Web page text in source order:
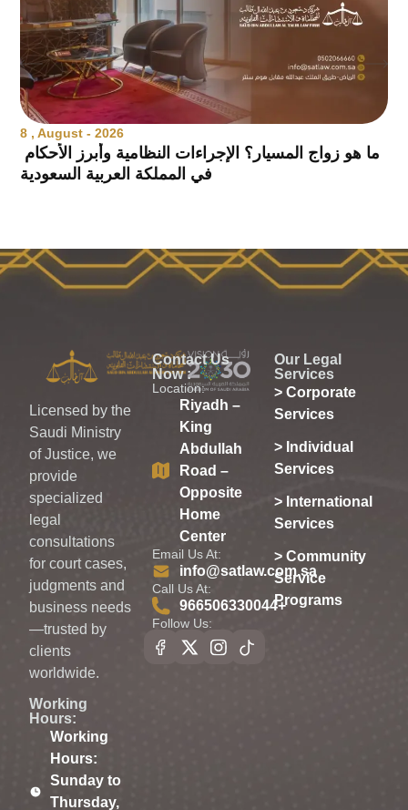
8 , August - 2026
في المملكة العربية السعودية
Licensed by the
Saudi Ministry
of Justice, we
provide
specialized
legal
consultations
for court cases,
judgments and
business needs
—trusted by
clients
worldwide.
Working
Hours:
Working
Hours:
Sunday to
Thursday,
Contact Us
Now :
Location:
Riyadh –
King
Abdullah
Road –
Opposite
Home
Center
Email Us At:
info@satlaw.com.sa
Call Us At:
966506330044⁩+
Follow Us:
Our Legal
Services
> Corporate
Services
> Individual
Services
> International
Services
> Community
Service
Programs